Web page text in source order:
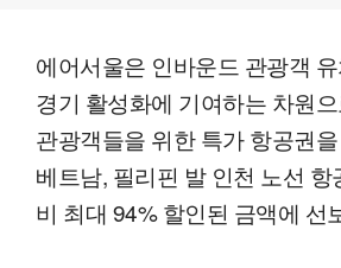
에어서울은 인바운드 관광객
경기 활성화에 기여하는 차원
관광객들을 위한 특가 항공권
베트남, 필리핀 발 인천 노선 항
비 최대 94% 할인된 금액에 선